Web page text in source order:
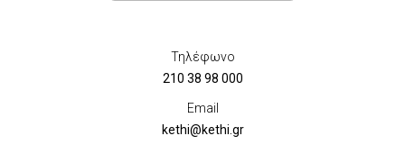
Τηλέφωνο
210 38 98 000
Email
kethi@kethi.gr